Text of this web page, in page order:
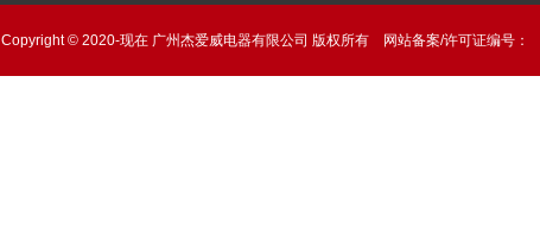
Copyright © 2020-现在 广州杰爱威电器有限公司 版权所有 网站备案/许可证编号：